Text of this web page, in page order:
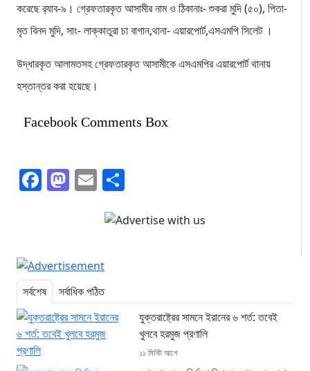
করেছে র‌্যাব-৯। গ্রেফতারকৃত আসামীর নাম ও ঠিকানাঃ- শুকরা মুদি (৫০), পিতা-
মৃত বিনদ মুদি, সাং- লাক্কাতুরা চা বাগান,থানা- এয়ারপোর্ট,এসএমপি সিলেট ।
উদ্ধারকৃত আলামতসহ গ্রেফতারকৃত আসামীকে এসএমপির এয়ারপোর্ট থানায়
হস্তান্তর করা হয়েছে।
Facebook Comments Box
Facebook
Mastodon
Email
সর্বশেষ
সর্বাধিক পঠিত
যুক্তরাষ্ট্রের সামনে ইরানের ৬ শর্ত: তবেই
খুলবে হরমুজ প্রণালি
১১ মিনিট আগে